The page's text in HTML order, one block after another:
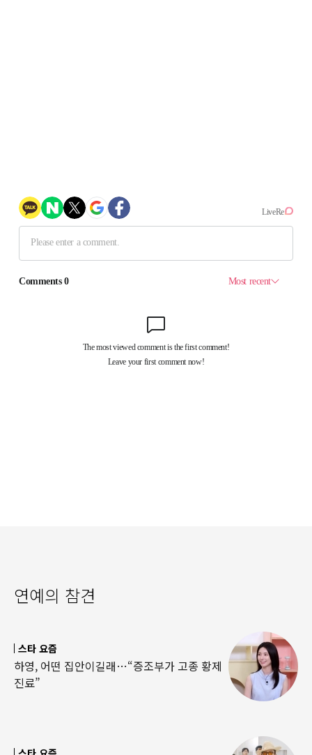
연예의 참견
스타 요즘
하영, 어떤 집안이길래…“증조부가 고종 황제
진료”